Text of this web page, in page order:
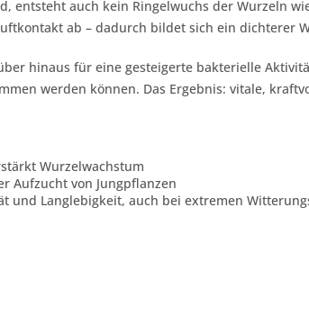
entsteht auch kein Ringelwuchs der Wurzeln
ab – dadurch bildet sich ein dichterer
hinaus für eine gesteigerte bakterielle
werden können. Das Ergebnis: vitale,
Wurzelwachstum
Aufzucht von Jungpflanzen
und Langlebigkeit, auch bei extremen